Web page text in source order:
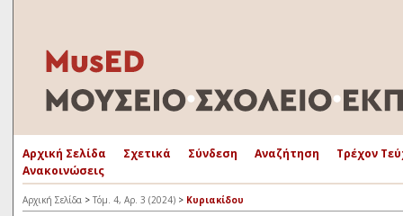
Αρχική Σελίδα Σχετικά Σύνδεση Αναζήτηση
Τρέχον
Ανακοινώσεις
Αρχική Σελίδα > Τόμ. 4, Αρ. 3 (2024) > Κυριακίδου